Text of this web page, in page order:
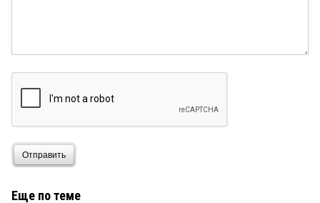
Отправить
Еще по теме